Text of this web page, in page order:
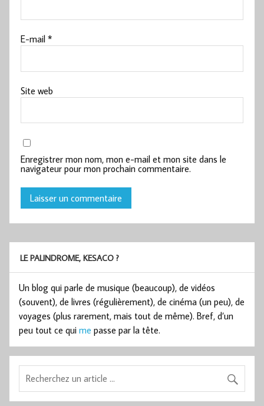
E-mail*
Site web
Enregistrer mon nom, mon e-mail et mon site dans le
navigateur pour mon prochain commentaire.
LE PALINDROME, KESACO ?
Un blog qui parle de musique (beaucoup), de vidéos
(souvent), de livres (régulièrement), de cinéma (un peu), de
voyages (plus rarement, mais tout de même). Bref, d’un
peu tout ce qui me passe par la tête.